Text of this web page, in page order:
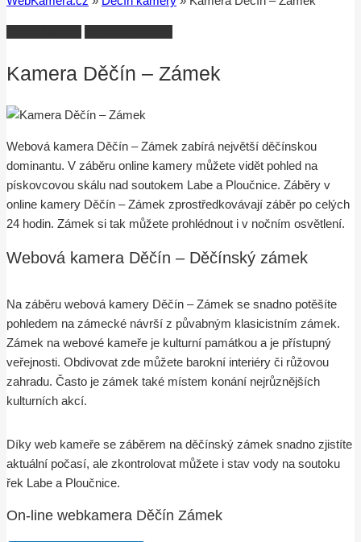
Kamera Děčín – Zámek
Webová kamera Děčín – Zámek zabírá největší děčínskou
dominantu. V záběru online kamery můžete vidět pohled na
pískovcovou skálu nad soutokem Labe a Ploučnice. Záběry v
online kamery Děčín – Zámek zprostředkovávají záběr po celých
24 hodin. Zámek si tak můžete prohlédnout i v nočním osvětlení.
Webová kamera Děčín – Děčínský zámek
Na záběru webová kamery Děčín – Zámek se snadno potěšíte
pohledem na zámecké návrší z půvabným klasicistním zámek.
Zámek na webové kameře je kulturní památkou a je přístupný
veřejnosti. Obdivovat zde můžete barokní interiéry či růžovou
zahradu. Často je zámek také místem konání nejrůznějších
kulturních akcí.
Díky web kameře se záběrem na děčínský zámek snadno zjistíte
aktuální počasí, ale zkontrolovat můžete i stav vody na soutoku
řek Labe a Ploučnice.
On-line webkamera Děčín Zámek